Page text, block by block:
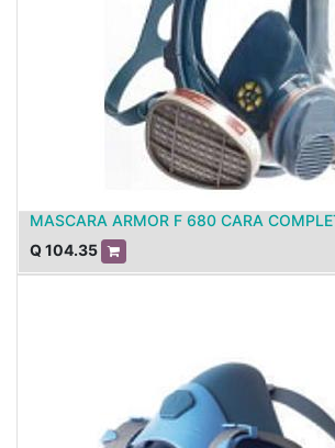
MASCARA ARMOR F 680 CARA
Q104.35